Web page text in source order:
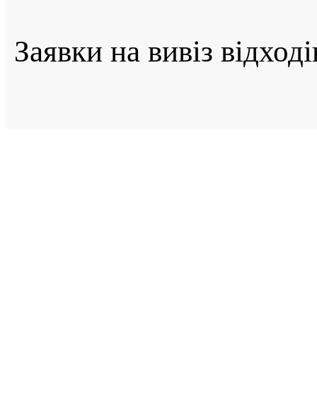
Заявки на вивіз